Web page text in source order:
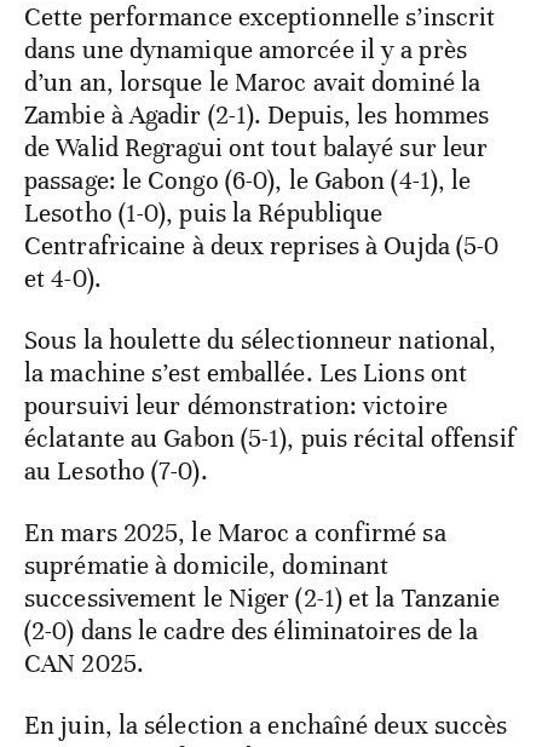
Cette performance exceptionnelle s’inscrit
dans une dynamique amorcée il y a près
d’un an, lorsque le Maroc avait dominé la
Zambie à Agadir (2-1). Depuis, les hommes
de Walid Regragui ont tout balayé sur leur
passage: le Congo (6-0), le Gabon (4-1), le
Lesotho (1-0), puis la République
Centrafricaine à deux reprises à Oujda (5-0
et 4-0).
Sous la houlette du sélectionneur national,
la machine s’est emballée. Les Lions ont
poursuivi leur démonstration: victoire
éclatante au Gabon (5-1), puis récital offensif
au Lesotho (7-0).
En mars 2025, le Maroc a confirmé sa
suprématie à domicile, dominant
successivement le Niger (2-1) et la Tanzanie
(2-0) dans le cadre des éliminatoires de la
CAN 2025.
En juin, la sélection a enchaîné deux succès